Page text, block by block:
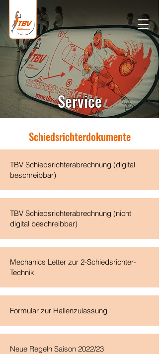
Service
Schiedsrichterdokumente
TBV Schiedsrichterabrechnung (digital
beschreibbar)
TBV Schiedsrichterabrechnung (nicht
digital beschreibbar)
Mechanics Letter zur 2-Schiedsrichter-
Technik
Formular zur Hallenzulassung
Neue Regeln Saison 2022/23